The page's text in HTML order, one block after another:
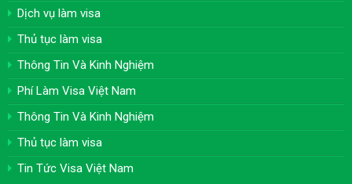
Dịch vụ làm visa
Thủ tục làm visa
Thông Tin Và Kinh Nghiệm
Phí Làm Visa Việt Nam
Thông Tin Và Kinh Nghiệm
Thủ tục làm visa
Tin Tức Visa Việt Nam